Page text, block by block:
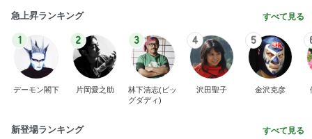
急上昇ランキング すべて見る
1
デーモン閣下
2
片岡愛之助
3
林下清志(ビッ
グダディ)
4
沢田聖子
5
金沢克彦
新登場ランキング すべて見る